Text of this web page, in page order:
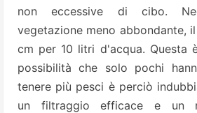
non eccessive di cibo.
vegetazione meno abbondante,
cm per 10 litri d'acqua. Questa
possibilità che solo pochi
tenere più pesci è perciò
un filtraggio efficace e un